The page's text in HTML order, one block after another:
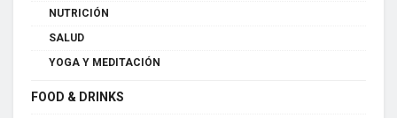
NUTRICIÓN
SALUD
YOGA Y MEDITACIÓN
FOOD & DRINKS